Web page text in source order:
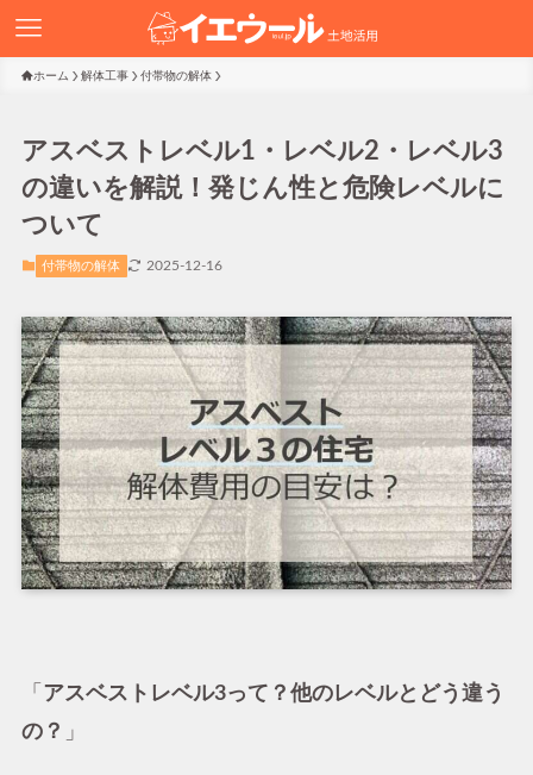
ホーム 解体工事 付帯物の解体
アスベストレベル1・レベル2・レベル3
の違いを解説！発じん性と危険レベルに
ついて
付帯物の解体 2025-12-16
「 アスベストレベル3って？他のレベルとどう違う
の？ 」